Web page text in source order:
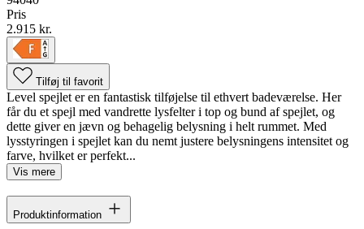
Pris
2.915 kr.
Tilføj til favorit
Level spejlet er en fantastisk tilføjelse til ethvert badeværelse. Her
får du et spejl med vandrette lysfelter i top og bund af spejlet, og
dette giver en jævn og behagelig belysning i helt rummet. Med
lysstyringen i spejlet kan du nemt justere belysningens intensitet og
farve, hvilket er perfekt...
Vis mere
Produktinformation